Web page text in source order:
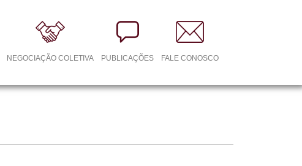
NEGOCIAÇÃO COLETIVA PUBLICAÇÕES FALE CONOSCO